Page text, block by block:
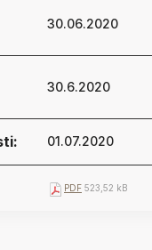
30.06.2020
30.6.2020
01.07.2020
PDF 523,52 kB